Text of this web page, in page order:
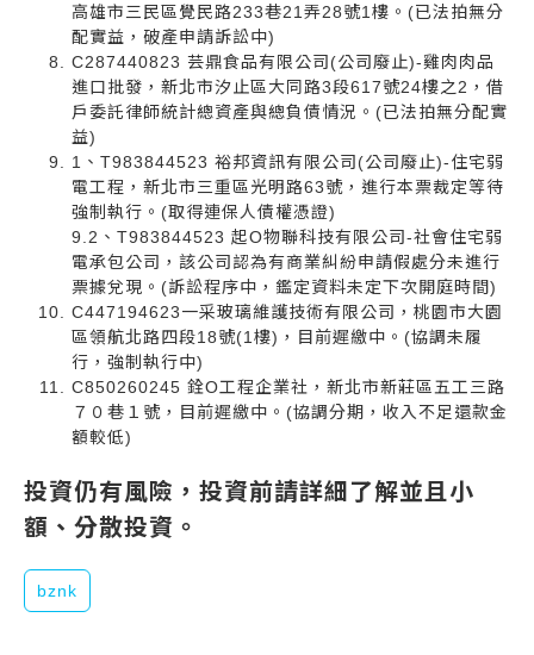
高雄市三民區覺民路233巷21弄28號1樓。(已法拍無分
配實益，破產申請訴訟中)
C287440823 芸鼎食品有限公司(公司廢止)-雞肉肉品
進口批發，新北市汐止區大同路3段617號24樓之2，借
戶委託律師統計總資產與總負債情況。(已法拍無分配實
益)
1、T983844523 裕邦資訊有限公司(公司廢止)-住宅弱
電工程，新北市三重區光明路63號，進行本票裁定等待
強制執行。(取得連保人債權憑證)
9.2、T983844523 起O物聯科技有限公司-社會住宅弱
電承包公司，該公司認為有商業糾紛申請假處分未進行
票據兌現。(訴訟程序中，鑑定資料未定下次開庭時間)
C447194623一采玻璃維護技術有限公司，桃園市大園
區領航北路四段18號(1樓)，目前遲繳中。(協調未履
行，強制執行中)
C850260245 銓O工程企業社，新北市新莊區五工三路
７０巷１號，目前遲繳中。(協調分期，收入不足還款金
額較低)
投資仍有風險，投資前請詳細了解並且小
額、分散投資。
bznk